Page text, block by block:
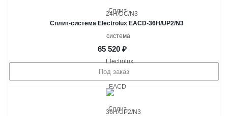
Сплит-система Electrolux EACD-36H/UP2/N3
65 520 ₽
Под заказ